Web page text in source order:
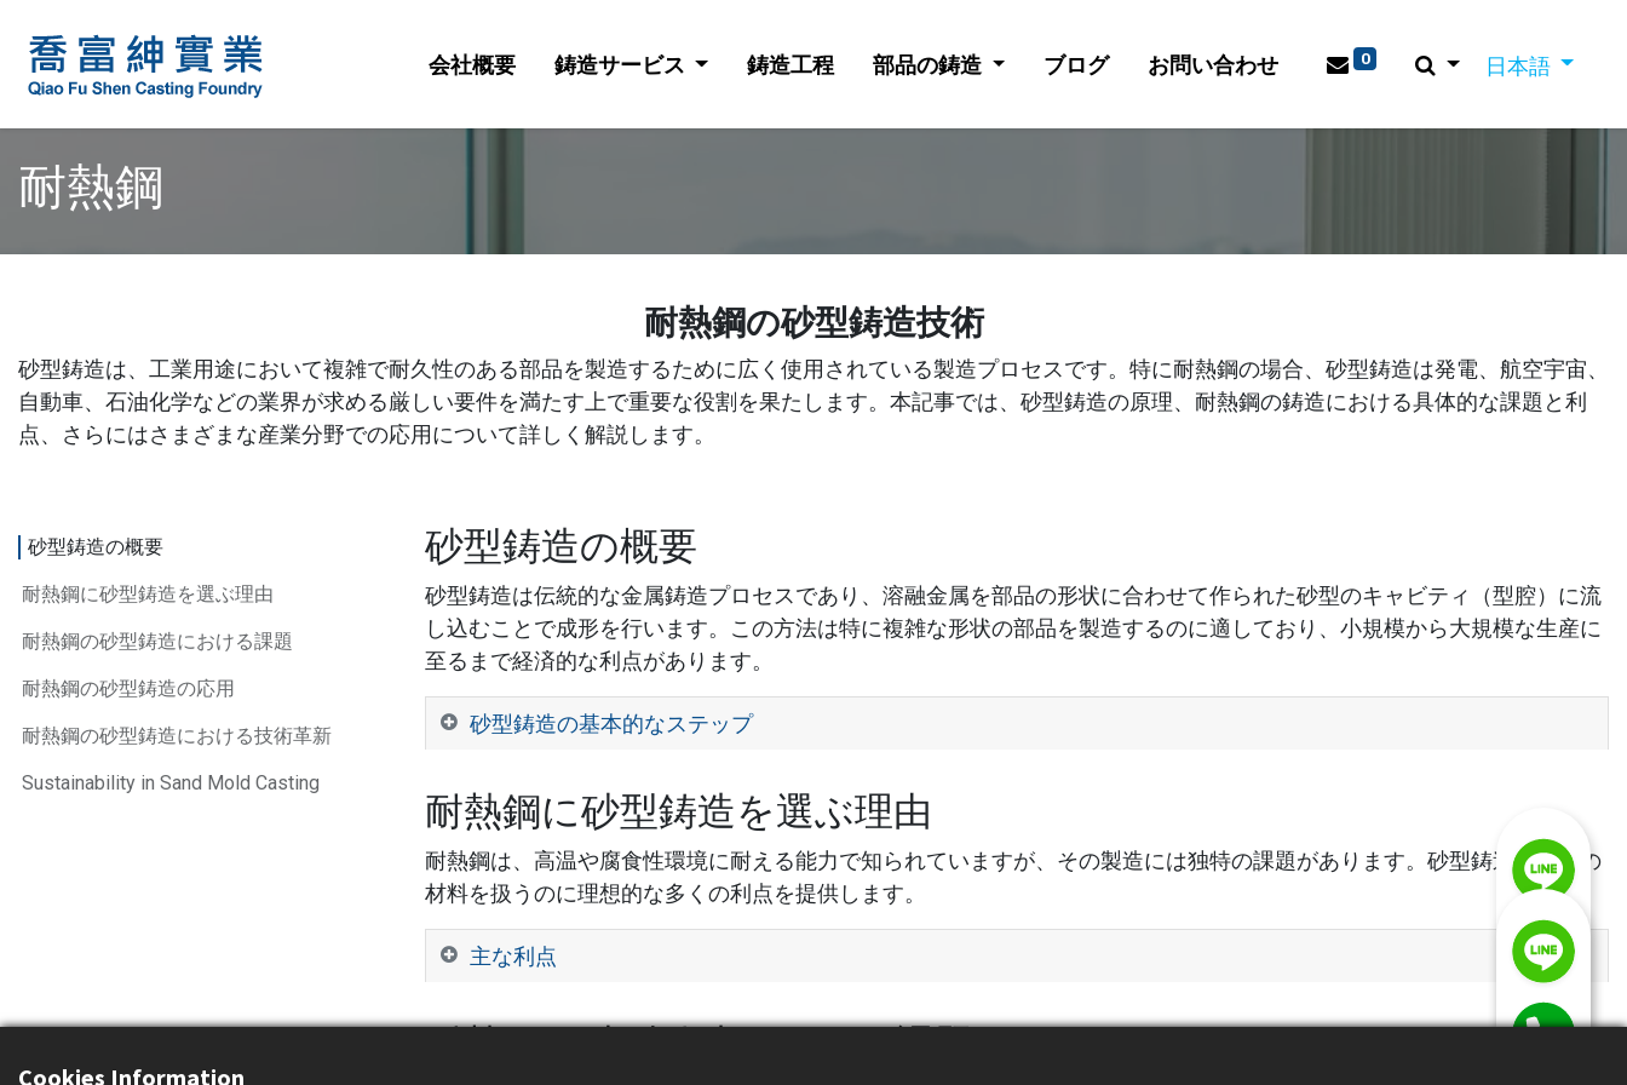
会社概要 鋳造サービス 鋳造工程 部品の鋳造 ブログ お問い合わせ 0 日本語
耐熱鋼
耐熱鋼の砂型鋳造技術
砂型鋳造は、工業用途において複雑で耐久性のある部品を製造するために広く使用されている製造プロセスです。特に耐熱鋼の場合、砂型鋳造は発電、航空宇宙、
自動車、石油化学などの業界が求める厳しい要件を満たす上で重要な役割を果たします。本記事では、砂型鋳造の原理、耐熱鋼の鋳造における具体的な課題と利
点、さらにはさまざまな産業分野での応用について詳しく解説します。
砂型鋳造の概要
耐熱鋼に砂型鋳造を選ぶ理由
耐熱鋼の砂型鋳造における課題
耐熱鋼の砂型鋳造の応用
耐熱鋼の砂型鋳造における技術革新
Sustainability in Sand Mold Casting
砂型鋳造の概要
砂型鋳造は伝統的な金属鋳造プロセスであり、溶融金属を部品の形状に合わせて作られた砂型のキャビティ（型腔）に流
し込むことで成形を行います。この方法は特に複雑な形状の部品を製造するのに適しており、小規模から大規模な生産に
至るまで経済的な利点があります。
砂型鋳造の基本的なステップ
耐熱鋼に砂型鋳造を選ぶ理由
耐熱鋼は、高温や腐食性環境に耐える能力で知られていますが、その製造には独特の課題があります。砂型鋳造は、この
材料を扱うのに理想的な多くの利点を提供します。
主な利点
Cookies Information